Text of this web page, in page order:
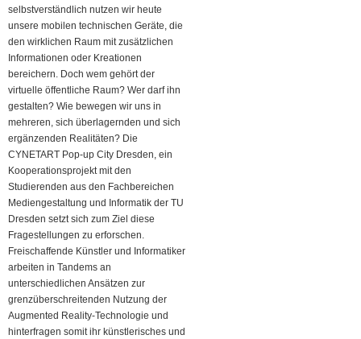
selbstverständlich nutzen wir heute
unsere mobilen technischen Geräte, die
den wirklichen Raum mit zusätzlichen
Informationen oder Kreationen
bereichern. Doch wem gehört der
virtuelle öffentliche Raum? Wer darf ihn
gestalten? Wie bewegen wir uns in
mehreren, sich überlagernden und sich
ergänzenden Realitäten? Die
CYNETART Pop-up City Dresden, ein
Kooperationsprojekt mit den
Studierenden aus den Fachbereichen
Mediengestaltung und Informatik der TU
Dresden setzt sich zum Ziel diese
Fragestellungen zu erforschen.
Freischaffende Künstler und Informatiker
arbeiten in Tandems an
unterschiedlichen Ansätzen zur
grenzüberschreitenden Nutzung der
Augmented Reality-Technologie und
hinterfragen somit ihr künstlerisches und